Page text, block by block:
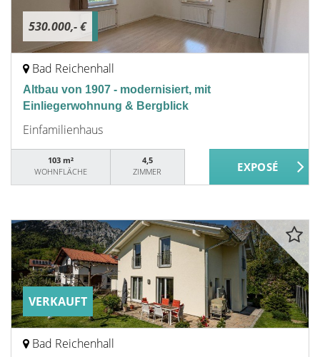
530.000,- €
Bad Reichenhall
Altbau von 1907 - modernisiert, mit
Einliegerwohnung & Bergblick
Einfamilienhaus
103 m²
WOHNFLÄCHE
4,5
ZIMMER
VERKAUFT
Bad Reichenhall